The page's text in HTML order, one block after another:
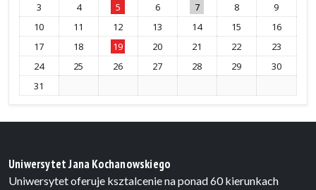
3
4 5 6 7 8
9
10
11 12 13 14 15
16
17
18 19 20 21 22
23
24
25 26 27 28 29
30
31
Uniwersytet Jana Kochanowskiego
Uniwersytet oferuje ksztalcenie na ponad 60 kierunkach